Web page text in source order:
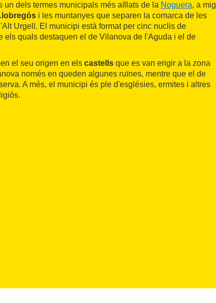
un dels termes municipals més aïllats de la Noguera, a mig
i les muntanyes que separen la comarca de les
Urgell. El municipi està format per cinc nuclis de
els quals destaquen el de Vilanova de l'Aguda i el de
el seu origen en els castells que es van erigir a la zona
només en queden algunes ruïnes, mentre que el de
A més, el municipi és ple d'esglésies, ermites i altres